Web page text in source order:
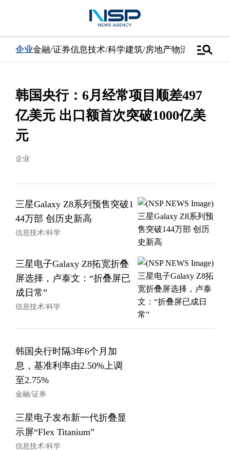
企业金融/证券信息技术/科学建筑/房地产物流/配送汽车
manage_search
韩国央行：6月经常项目顺差497
亿美元 出口额首次突破1000亿美
元
企业
三星Galaxy Z8系列预售突破1
44万部 创历史新高
信息技术/科学
三星电子Galaxy Z8拓宽折叠
屏选择，卢泰文：“折叠屏已
成日常”
信息技术/科学
韩国央行时隔3年6个月加
息，基准利率由2.50%上调
至2.75%
金融/证券
三星电子发布新一代折叠显
示屏“Flex Titanium”
信息技术/科学